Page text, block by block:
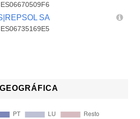
ES06670509F6
SA
ES06735169E5